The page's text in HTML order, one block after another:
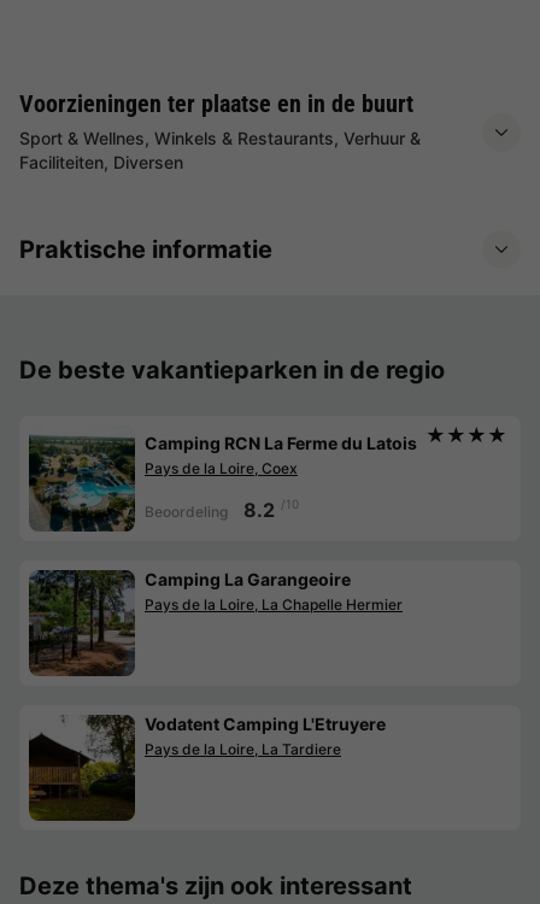
Voorzieningen ter plaatse en in de buurt
Sport & Wellnes, Winkels & Restaurants, Verhuur &
Faciliteiten, Diversen
Praktische informatie
De beste vakantieparken in de regio
Camping RCN La Ferme du Latois ★★★★
Pays de la Loire, Coex
Beoordeling 8.2 /10
Camping La Garangeoire
Pays de la Loire, La Chapelle Hermier
Vodatent Camping L'Etruyere
Pays de la Loire, La Tardiere
Deze thema's zijn ook interessant